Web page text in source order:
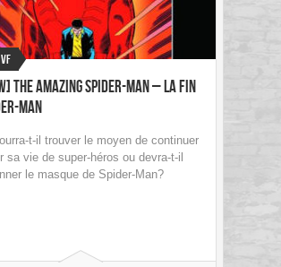
The Amazing Spider-Man – La fin
Man
t-il trouver le moyen de continuer
sa vie de super-héros ou devra-t-il
le masque de Spider-Man?